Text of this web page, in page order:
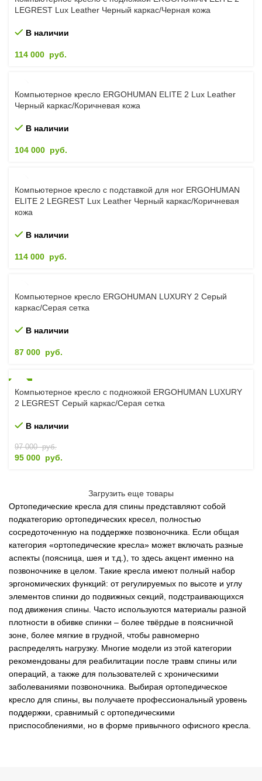
LEGREST Lux Leather Черный каркас/Черная кожа
В наличии
114 000 руб.
Компьютерное кресло ERGOHUMAN ELITE 2 Lux Leather
Черный каркас/Коричневая кожа
В наличии
104 000 руб.
Компьютерное кресло с подставкой для ног ERGOHUMAN
ELITE 2 LEGREST Lux Leather Черный каркас/Коричневая
кожа
В наличии
114 000 руб.
Компьютерное кресло ERGOHUMAN LUXURY 2 Серый
каркас/Серая сетка
В наличии
87 000 руб.
Компьютерное кресло с подножкой ERGOHUMAN LUXURY
2 LEGREST Серый каркас/Серая сетка
В наличии
97 000руб.
95 000 руб.
Загрузить еще товары
Ортопедические кресла для спины представляют собой
подкатегорию ортопедических кресел, полностью
сосредоточенную на поддержке позвоночника. Если общая
категория «ортопедические кресла» может включать разные
аспекты (поясница, шея и т.д.), то здесь акцент именно на
позвоночнике в целом. Такие кресла имеют полный набор
эргономических функций: от регулируемых по высоте и углу
элементов спинки до подвижных секций, подстраивающихся
под движения спины. Часто используются материалы разной
плотности в обивке спинки – более твёрдые в поясничной
зоне, более мягкие в грудной, чтобы равномерно
распределять нагрузку. Многие модели из этой категории
рекомендованы для реабилитации после травм спины или
операций, а также для пользователей с хроническими
заболеваниями позвоночника. Выбирая ортопедическое
кресло для спины, вы получаете профессиональный уровень
поддержки, сравнимый с ортопедическими
приспособлениями, но в форме привычного офисного кресла.